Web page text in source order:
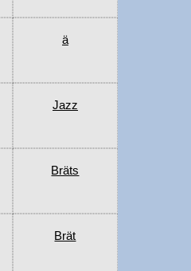
ä
Jazz
Bräts
Brät